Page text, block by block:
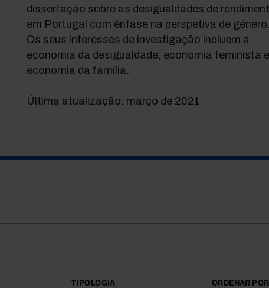
dissertação sobre as desigualdades de
em Portugal com ênfase na perspetiva de género.
Os seus interesses de investigação incluem a
economia da desigualdade, economia feminista e
economia da família.
Última atualização: março de 2021
TIPOLOGIA ORDENAR POR